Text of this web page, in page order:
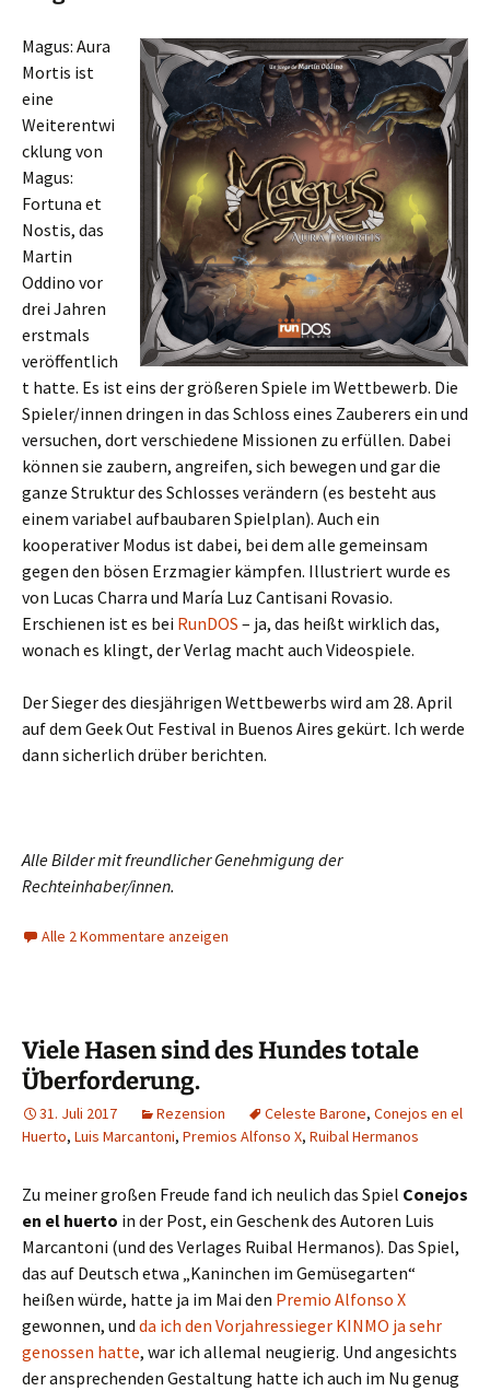
Magus: Aura
Mortis ist
eine
Weiterentwi
cklung von
Magus:
Fortuna et
Nostis, das
Martin
Oddino vor
drei Jahren
erstmals
veröffentlich
t hatte. Es ist eins der größeren Spiele im Wettbewerb. Die
Spieler/innen dringen in das Schloss eines Zauberers ein und
versuchen, dort verschiedene Missionen zu erfüllen. Dabei
können sie zaubern, angreifen, sich bewegen und gar die
ganze Struktur des Schlosses verändern (es besteht aus
einem variabel aufbaubaren Spielplan). Auch ein
kooperativer Modus ist dabei, bei dem alle gemeinsam
gegen den bösen Erzmagier kämpfen. Illustriert wurde es
von Lucas Charra und María Luz Cantisani Rovasio.
Erschienen ist es bei RunDOS – ja, das heißt wirklich das,
wonach es klingt, der Verlag macht auch Videospiele.
Der Sieger des diesjährigen Wettbewerbs wird am 28. April
auf dem Geek Out Festival in Buenos Aires gekürt. Ich werde
dann sicherlich drüber berichten.
Alle Bilder mit freundlicher Genehmigung der
Rechteinhaber/innen.
Alle 2 Kommentare anzeigen
Viele Hasen sind des Hundes totale
Überforderung.
31. Juli 2017 Rezension Celeste Barone, Conejos en el
Huerto, Luis Marcantoni, Premios Alfonso X, Ruibal Hermanos
Zu meiner großen Freude fand ich neulich das Spiel Conejos
en el huerto in der Post, ein Geschenk des Autoren Luis
Marcantoni (und des Verlages Ruibal Hermanos). Das Spiel,
das auf Deutsch etwa „Kaninchen im Gemüsegarten“
heißen würde, hatte ja im Mai den Premio Alfonso X
gewonnen, und da ich den Vorjahressieger KINMO ja sehr
genossen hatte, war ich allemal neugierig. Und angesichts
der ansprechenden Gestaltung hatte ich auch im Nu genug